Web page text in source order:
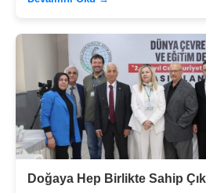
Doğaya Hep Birlikte Sahip